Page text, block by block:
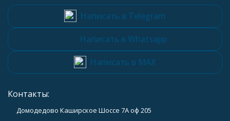
Написать в Telegram
Написать в Whatsapp
Написать в MAX
Контакты:
Домодедово Каширское Шоссе 7А оф 205